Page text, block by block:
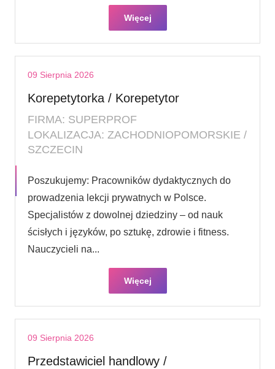
Więcej
09 Sierpnia 2026
Korepetytorka / Korepetytor
FIRMA: SUPERPROF
LOKALIZACJA: ZACHODNIOPOMORSKIE /
SZCZECIN
Poszukujemy: Pracowników dydaktycznych do
prowadzenia lekcji prywatnych w Polsce.
Specjalistów z dowolnej dziedziny – od nauk
ścisłych i języków, po sztukę, zdrowie i fitness.
Nauczycieli na...
Więcej
09 Sierpnia 2026
Przedstawiciel handlowy /